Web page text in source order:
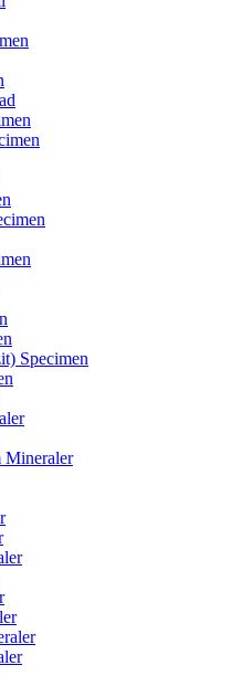
Specimen
Mineraler